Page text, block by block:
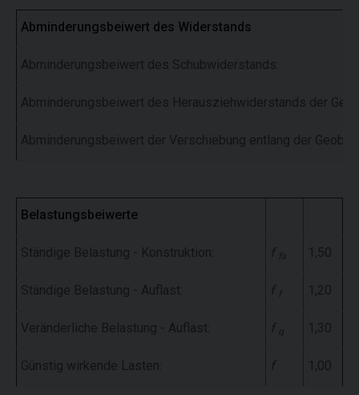
Abminderungsbeiwert des Widerstands
Abminderungsbeiwert des Schubwiderstands:
Abminderungsbeiwert des Herausziehwiderstands der
Abminderungsbeiwert der Verschiebung entlang der
Belastungsbeiwerte
Ständige Belastung - Konstruktion: f fs 1,50
Ständige Belastung - Auflast: f f 1,20
Veränderliche Belastung - Auflast: f q 1,30
Günstig wirkende Lasten: f 1,00